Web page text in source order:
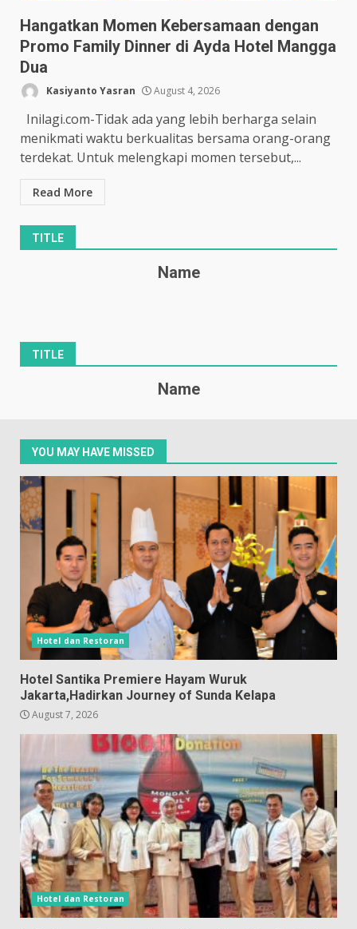
Hangatkan Momen Kebersamaan dengan
Promo Family Dinner di Ayda Hotel Mangga
Dua
Kasiyanto Yasran August 4, 2026
Inilagi.com-Tidak ada yang lebih berharga selain
menikmati waktu berkualitas bersama orang-orang
terdekat. Untuk melengkapi momen tersebut,...
Read More
TITLE
Name
TITLE
Name
YOU MAY HAVE MISSED
Hotel dan Restoran
Hotel Santika Premiere Hayam Wuruk
Jakarta,Hadirkan Journey of Sunda Kelapa
August 7, 2026
Hotel dan Restoran